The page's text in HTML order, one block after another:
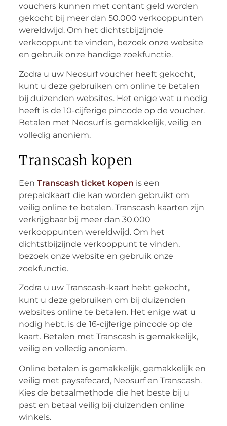
vouchers kunnen met contant geld worden
gekocht bij meer dan 50.000 verkooppunten
wereldwijd. Om het dichtstbijzijnde
verkooppunt te vinden, bezoek onze website
en gebruik onze handige zoekfunctie.
Zodra u uw Neosurf voucher heeft gekocht,
kunt u deze gebruiken om online te betalen
bij duizenden websites. Het enige wat u nodig
heeft is de 10-cijferige pincode op de voucher.
Betalen met Neosurf is gemakkelijk, veilig en
volledig anoniem.
Transcash kopen
Een Transcash ticket kopen is een
prepaidkaart die kan worden gebruikt om
veilig online te betalen. Transcash kaarten zijn
verkrijgbaar bij meer dan 30.000
verkooppunten wereldwijd. Om het
dichtstbijzijnde verkooppunt te vinden,
bezoek onze website en gebruik onze
zoekfunctie.
Zodra u uw Transcash-kaart hebt gekocht,
kunt u deze gebruiken om bij duizenden
websites online te betalen. Het enige wat u
nodig hebt, is de 16-cijferige pincode op de
kaart. Betalen met Transcash is gemakkelijk,
veilig en volledig anoniem.
Online betalen is gemakkelijk, gemakkelijk en
veilig met paysafecard, Neosurf en Transcash.
Kies de betaalmethode die het beste bij u
past en betaal veilig bij duizenden online
winkels.